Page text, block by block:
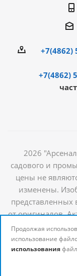
+7(4862)
+7(4862)
2026
садового и
цены не
изменены.
представленных
от оригиналов.
наличии
Продолжая
использование
использования